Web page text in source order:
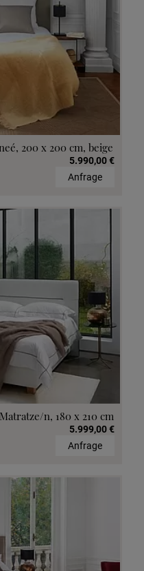
200 x 200 cm, beige
5.990,00 €
Anfrage
n, 180 x 210 cm
5.999,00 €
Anfrage